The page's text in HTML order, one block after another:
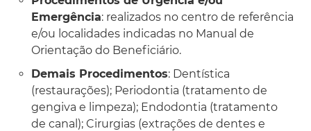
Emergência: realizados no centro de referência
e/ou localidades indicadas no Manual de
Orientação do Beneficiário.
Demais Procedimentos: Dentística
(restaurações); Periodontia (tratamento de
gengiva e limpeza); Endodontia (tratamento
de canal); Cirurgias (extrações de dentes e